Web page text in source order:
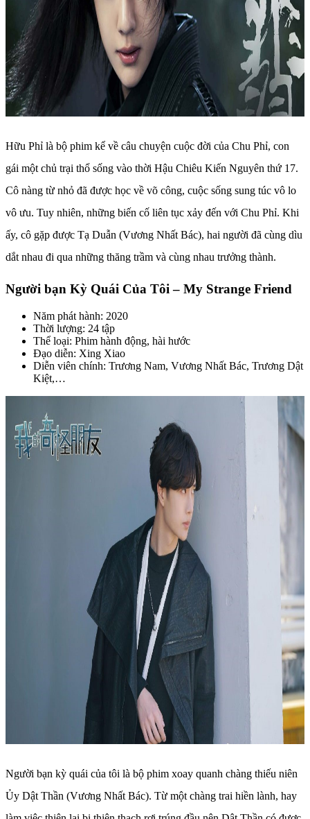
Hữu Phỉ là bộ phim kể về câu chuyện cuộc đời của Chu Phỉ, con
gái một chủ trại thổ sống vào thời Hậu Chiêu Kiến Nguyên thứ 17.
Cô nàng từ nhỏ đã được học về võ công, cuộc sống sung túc vô lo
vô ưu. Tuy nhiên, những biến cố liên tục xảy đến với Chu Phỉ. Khi
ấy, cô gặp được Tạ Duẫn (Vương Nhất Bác), hai người đã cùng dìu
dắt nhau đi qua những thăng trầm và cùng nhau trưởng thành.
Người bạn Kỳ Quái Của Tôi – My Strange Friend
Năm phát hành: 2020
Thời lượng: 24 tập
Thể loại: Phim hành động, hài hước
Đạo diễn: Xing Xiao
Diễn viên chính: Trương Nam, Vương Nhất Bác, Trương Dật
Kiệt,…
Người bạn kỳ quái của tôi là bộ phim xoay quanh chàng thiếu niên
Ủy Dật Thần (Vương Nhất Bác). Từ một chàng trai hiền lành, hay